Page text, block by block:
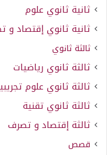
ثانية ثانوي علوم
ثانية ثانوي إقتصاد و
ثالثة ثانوي
ثالثة ثانوي رياضيات
ثالثة ثانوي علوم
ثالثة ثانوي تقنية
ثالثة إقتصاد و تصرف
قصص